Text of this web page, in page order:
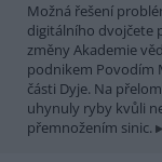
Možná řešení
digitálního dvojčete
změny Akademie
podnikem Povodím
části Dyje. Na
uhynuly ryby kvůli
přemnožením sinic.